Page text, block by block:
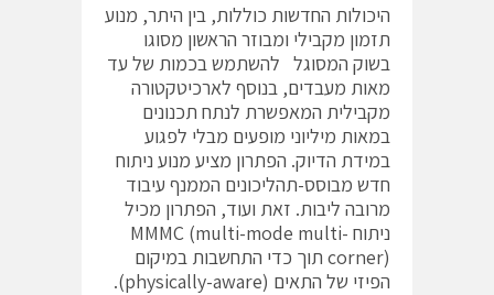
היכולות החדשות כוללות, בין היתר, מנוע
תזמון מקבילי ומבוזר הראשון מסוגו
בשוק המסוגל להשתמש בכמות של עד
מאות מעבדים, בנוסף לארכיטקטורה
מקבילית המאפשרת לנתח תכנונים
במאות מיליוני מופעים מבלי לפגוע
במידת הדיוק. הפתרון מציע מנוע ניתוח
חדש מבוסס-תהליכונים הממנף עיבוד
מרובה ליבות. זאת ועוד, הפתרון מכיל
ניתוח MMMC (multi-mode multi-
corner) תוך כדי התחשבות במיקום
הפיזי של התאים (physically-aware).